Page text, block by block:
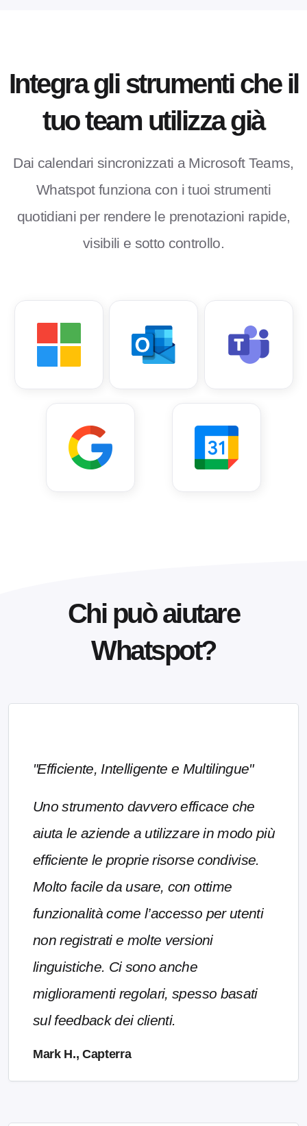
Integra gli strumenti che il
tuo team utilizza già
Dai calendari sincronizzati a Microsoft Teams,
Whatspot funziona con i tuoi strumenti
quotidiani per rendere le prenotazioni rapide,
visibili e sotto controllo.
Chi può aiutare
Whatspot?
"Efficiente, Intelligente e Multilingue"
Uno strumento davvero efficace che
aiuta le aziende a utilizzare in modo più
efficiente le proprie risorse condivise.
Molto facile da usare, con ottime
funzionalità come l’accesso per utenti
non registrati e molte versioni
linguistiche. Ci sono anche
miglioramenti regolari, spesso basati
sul feedback dei clienti.
Mark H., Capterra